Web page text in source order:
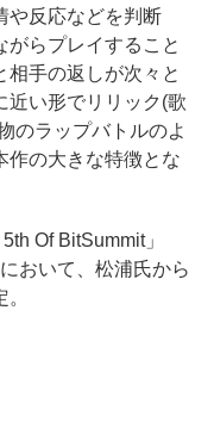
や反応などを判断
がらプレイすること
相手の返しが次々と
近い形でリリック(歌
のラップバトルのよ
作の大きな特徴とな
Of BitSummit」
おいて、松浦氏から